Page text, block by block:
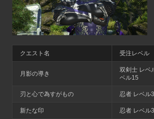
クエスト名 受注レベル
月影の導き
双剣士 レベ
ベル15
刃と心で為すがもの 忍者 レベル
新たな印 忍者 レベル